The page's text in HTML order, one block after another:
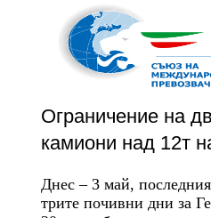
Съюз на международните
Публикувано май 3, 2019 в
Ограничение на
камиони над 12т
Днес – 3 май,
трите почивни дни за